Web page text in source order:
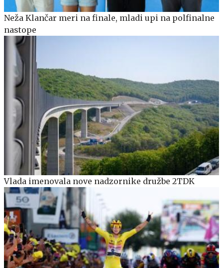
Neža Klančar meri na finale, mladi upi na polfinalne
nastope
Vlada imenovala nove nadzornike družbe 2TDK